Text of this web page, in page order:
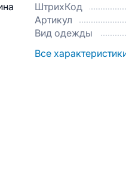
ШтрихКод
Артикул
Вид одежды
Все